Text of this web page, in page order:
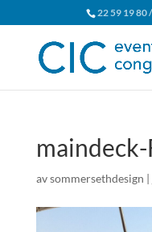
22 59 19 80
avsommersethdesign |